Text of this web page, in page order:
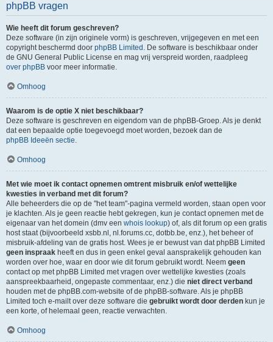
phpBB vragen
Wie heeft dit forum geschreven?
Deze software (in zijn originele vorm) is geschreven, vrijgegeven en met een
copyright beschermd door phpBB Limited . De software is beschikbaar onder
de GNU General Public License en mag vrij verspreid worden, raadpleeg
over phpBB voor meer informatie.
Omhoog
Waarom is de optie X niet beschikbaar?
Deze software is geschreven en eigendom van de phpBB-Groep. Als je denkt
dat een bepaalde optie toegevoegd moet worden, bezoek dan de
phpBB Ideeën sectie.
Omhoog
Met wie moet ik contact opnemen omtrent misbruik en/of wettelijke
kwesties in verband met dit forum?
Alle beheerders die op de "het team"-pagina vermeld worden, staan open voor
je klachten. Als je geen reactie hebt gekregen, kun je contact opnemen met de
eigenaar van het domein (dmv een whois lookup) of, als dit forum op een gratis
host staat (bijvoorbeeld xsbb.nl, nl.forums.cc, dotbb.be, enz.), het beheer of
misbruik-afdeling van de gratis host. Wees je er bewust van dat phpBB Limited
geen inspraak heeft en dus in geen enkel geval aansprakelijk gehouden kan
worden over hoe, waar en door wie dit forum gebruikt wordt. Neem geen
contact op met phpBB Limited met vragen over wettelijke kwesties (zoals
aanspreekbaarheid, ongepaste commentaar, enz.) die niet direct verband
houden met de phpBB.com-website of de phpBB-software. Als je phpBB
Limited toch e-mailt over deze software die gebruikt wordt door derden kun je
een korte, of helemaal geen, reactie verwachten.
Omhoog